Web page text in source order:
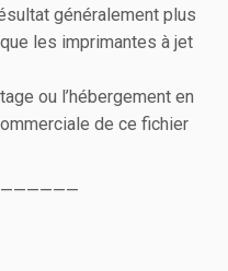
généralement plus
les imprimantes à jet
ou l’hébergement en
de ce fichier